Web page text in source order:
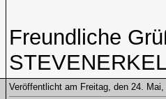
Freundliche
Veröffentlicht am Freitag, den 24.